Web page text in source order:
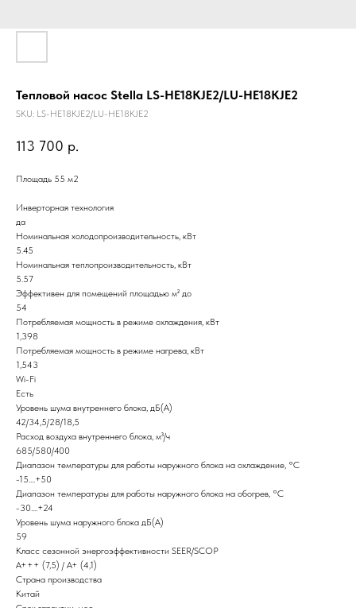
Тепловой насос Stella LS-HE18KJE2/LU-HE18KJE2
SKU: LS-HE18KJE2/LU-HE18KJE2
113 700 р.
Площадь 55 м2
Инверторная технология
да
Номинальная холодопроизводительность, кВт
5.45
Номинальная теплопроизводительность, кВт
5.57
Эффективен для помещений площадью м² до
54
Потребляемая мощность в режиме охлаждения, кВт
1,398
Потребляемая мощность в режиме нагрева, кВт
1,543
Wi-Fi
Есть
Уровень шума внутреннего блока, дБ(А)
42/34,5/28/18,5
Расход воздуха внутреннего блока, м³/ч
685/580/400
Диапазон температуры для работы наружного блока на охлаждение, °C
-15....+50
Диапазон температуры для работы наружного блока на обогрев, °C
-30....+24
Уровень шума наружного блока дБ(А)
59
Класс сезонной энергоэффективности SEER/SCOP
A+++ (7,5) / А+ (4,1)
Страна производства
Китай